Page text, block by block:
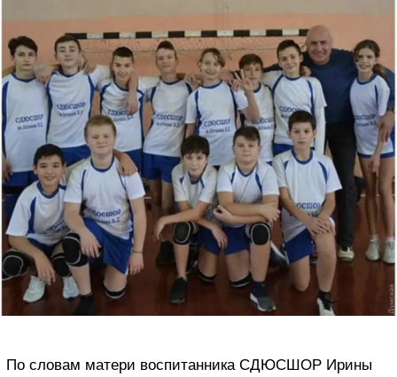
По словам матери воспитанника СДЮСШОР Ирины